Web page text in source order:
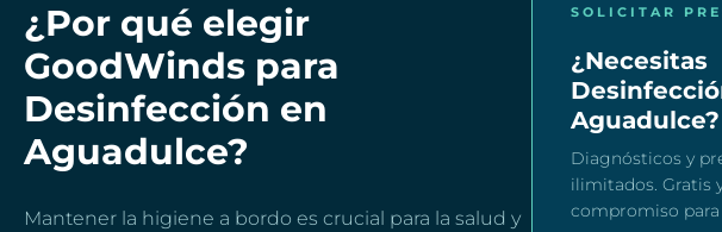
¿Por qué elegir
GoodWinds para
Desinfección en
Aguadulce?
Mantener la higiene a bordo es crucial para la salud y
SOLICITAR
¿Necesitas
Aguadulce?
Diagnósticos y
ilimitados. Gratis
compromiso